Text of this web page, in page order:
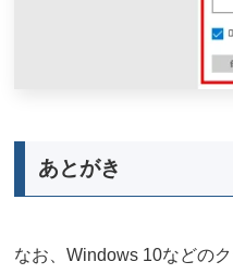
あとがき
なお、Windows 10などの